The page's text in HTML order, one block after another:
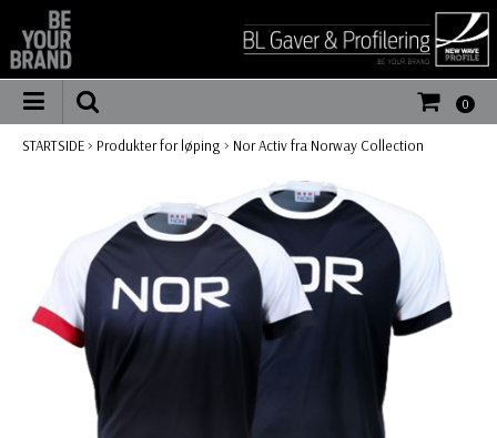
0
STARTSIDE> Produkter for løping > Nor Activ fra Norway Collection